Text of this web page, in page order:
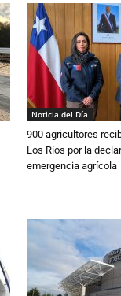
Noticia del Día
900 agricultores
Los Ríos por la
emergencia agrícola